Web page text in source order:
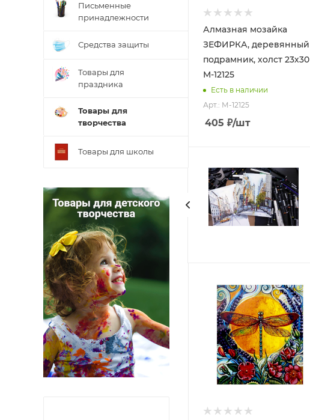
Алмазная мозайка
ЗЕФИРКА, деревянный
подрамник, холст 23х30
М-12125
Есть в наличии
Арт.: М-12125
405 ₽/шт
Письменные
принадлежности
Средства защиты
Товары для
праздника
Товары для
творчества
Товары для школы